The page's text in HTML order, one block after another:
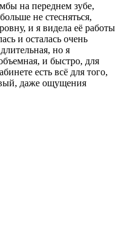
на переднем зубе,
не стесняться,
и я видела её работы
и осталась очень
но я
и быстро, для
есть всё для того,
даже ощущения